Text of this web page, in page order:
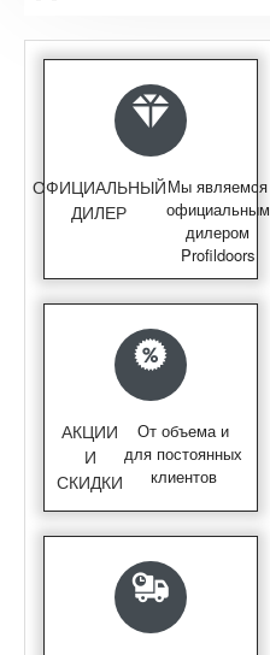
ОФИЦИАЛЬНЫЙ
ДИЛЕР
Мы являемся
официальным
дилером
Profildoors
АКЦИИ
И
СКИДКИ
От объема и
для постоянных
клиентов